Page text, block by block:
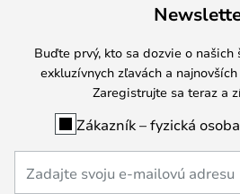
Buďte prvý, kto sa dozvie o našich
exkluzívnych zľavách a
Zaregistrujte sa teraz a
Zákazník – fyzická osoba